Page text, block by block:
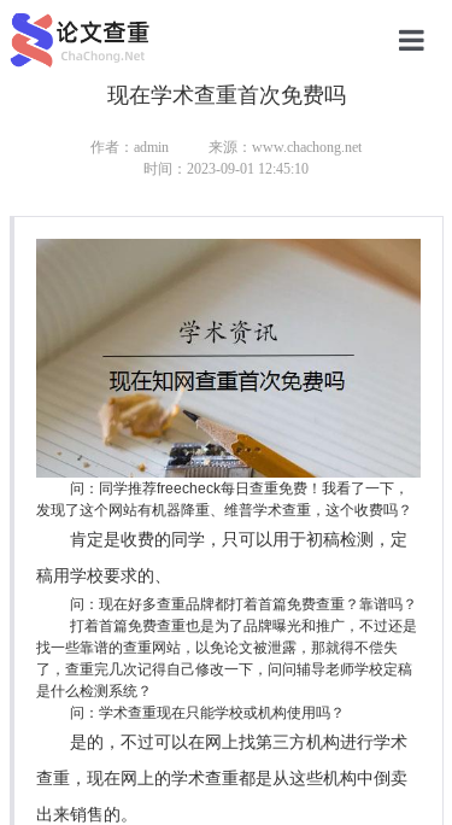
研究生论
现在学术查重首次免费吗
作者：admin
来源：www.chachong.net
时间：2023-09-01 12:45:10
问：同学推荐freecheck每日查重免费！我看了一下，
发现了这个网站有机器降重、维普学术查重，这个收费吗？
肯定是收费的同学，只可以用于初稿检测，定
稿用学校要求的、
问：现在好多查重品牌都打着首篇免费查重？靠谱吗？
打着首篇免费查重也是为了品牌曝光和推广，不过还是
找一些靠谱的查重网站，以免论文被泄露，那就得不偿失
了，查重完几次记得自己修改一下，问问辅导老师学校定稿
是什么检测系统？
问：学术查重现在只能学校或机构使用吗？
是的，不过可以在网上找第三方机构进行学术
查重，现在网上的学术查重都是从这些机构中倒卖
出来销售的。